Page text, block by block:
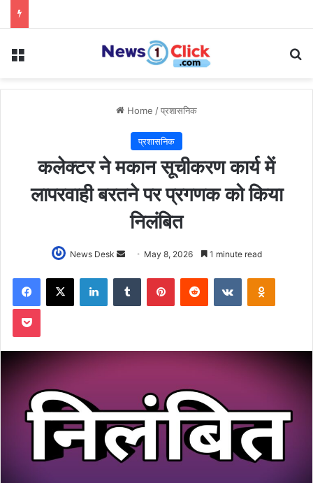
Menu
Home /प्रशासनिक
प्रशासनिक
कलेक्टर ने मकान सूचीकरण कार्य में
लापरवाही बरतने पर प्रगणक को किया
निलंबित
News Desk
Send
email
May 8, 2026 1 minute read
Facebook
X LinkedInTumblr PinterestReddit VKontakte
Pocket